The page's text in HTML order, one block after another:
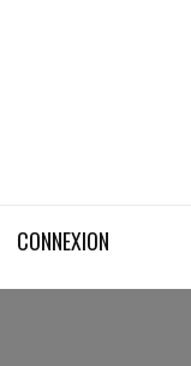
CONNEXION